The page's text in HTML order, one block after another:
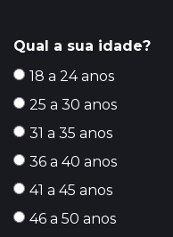
Qual a sua idade?
18 a 24 anos
25 a 30 anos
31 a 35 anos
36 a 40 anos
41 a 45 anos
46 a 50 anos